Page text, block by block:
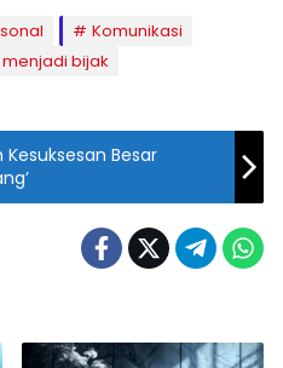
Komunikasi
menjadi bijak
Kesuksesan Besar